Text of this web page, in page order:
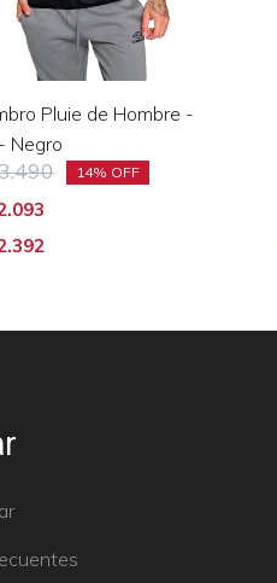
Pluie de Hombre -
Negro
14